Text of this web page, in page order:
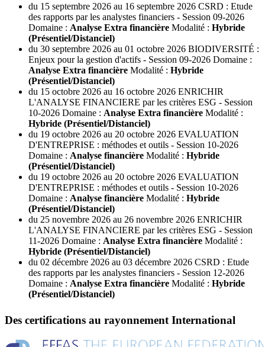
du 15 septembre 2026 au 16 septembre 2026 CSRD : Etude
des rapports par les analystes financiers - Session 09-2026
Domaine : Analyse Extra financière Modalité : Hybride
(Présentiel/Distanciel)
du 30 septembre 2026 au 01 octobre 2026 BIODIVERSITÉ :
Enjeux pour la gestion d'actifs - Session 09-2026 Domaine :
Analyse Extra financière Modalité : Hybride
(Présentiel/Distanciel)
du 15 octobre 2026 au 16 octobre 2026 ENRICHIR
L'ANALYSE FINANCIERE par les critères ESG - Session
10-2026 Domaine : Analyse Extra financière Modalité :
Hybride (Présentiel/Distanciel)
du 19 octobre 2026 au 20 octobre 2026 EVALUATION
D'ENTREPRISE : méthodes et outils - Session 10-2026
Domaine : Analyse financière Modalité : Hybride
(Présentiel/Distanciel)
du 19 octobre 2026 au 20 octobre 2026 EVALUATION
D'ENTREPRISE : méthodes et outils - Session 10-2026
Domaine : Analyse financière Modalité : Hybride
(Présentiel/Distanciel)
du 25 novembre 2026 au 26 novembre 2026 ENRICHIR
L'ANALYSE FINANCIERE par les critères ESG - Session
11-2026 Domaine : Analyse Extra financière Modalité :
Hybride (Présentiel/Distanciel)
du 02 décembre 2026 au 03 décembre 2026 CSRD : Etude
des rapports par les analystes financiers - Session 12-2026
Domaine : Analyse Extra financière Modalité : Hybride
(Présentiel/Distanciel)
Des certifications au rayonnement International